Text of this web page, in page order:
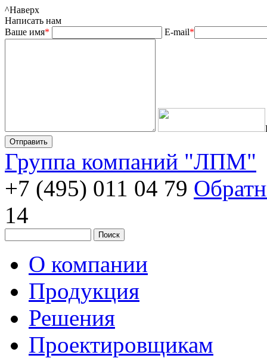
^Наверх
Написать нам
Ваше имя* E-mail*
Группа компаний "ЛПМ"
+7 (495) 011 04 79
14
О компании
Продукция
Решения
Проектировщикам